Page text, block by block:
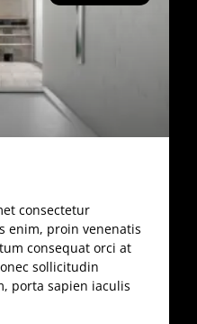
consectetur
enim, proin venenatis
consequat orci at
sollicitudin
porta sapien iaculis